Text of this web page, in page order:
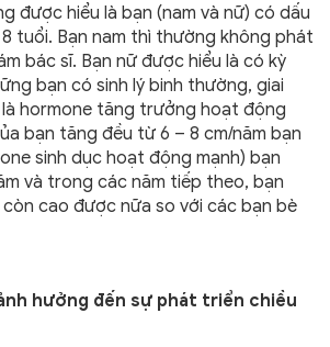
được hiểu là bạn (nam và nữ) có dấu
tuổi. Bạn nam thì thường không phát
bác sĩ. Bạn nữ được hiểu là có kỳ
bạn có sinh lý binh thường, giai
hormone tăng trưởng hoạt động
bạn tăng đều từ 6 – 8 cm/năm bạn
sinh dục hoạt động mạnh) bạn
và trong các năm tiếp theo, bạn
cao được nữa so với các bạn bè
hưởng đến sự phát triển chiều